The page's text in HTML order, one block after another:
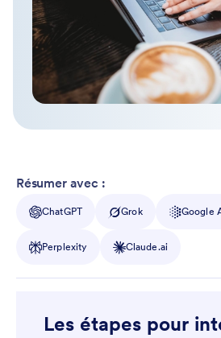
Résumer avec :
ChatGPT Grok Google
Perplexity Claude.ai
Les étapes pour